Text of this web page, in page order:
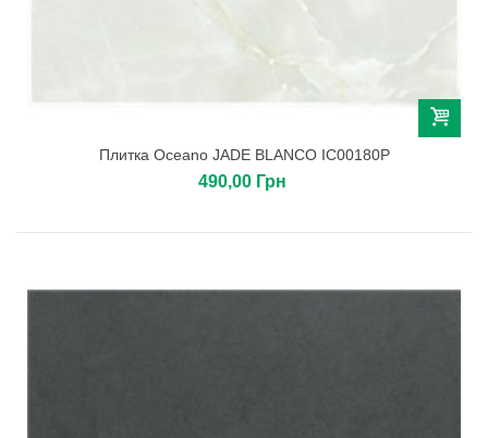
Плитка Oceano JADE BLANCO IC00180P
490,00 Грн